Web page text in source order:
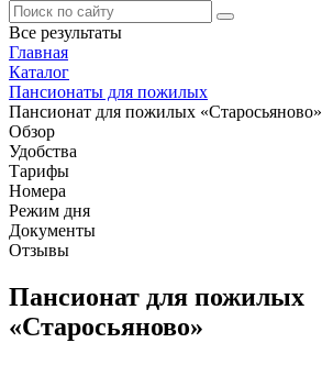
Все результаты
Главная
Каталог
Пансионаты для пожилых
Пансионат для пожилых «Старосьяново»
Обзор
Удобства
Тарифы
Номера
Режим дня
Документы
Отзывы
Пансионат для пожилых
«Старосьяново»